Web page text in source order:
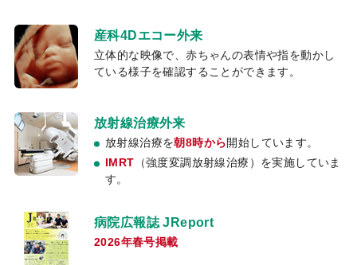
産科4Dエコー外来
立体的な映像で、赤ちゃんの表情や指を動かし
ている様子を確認することができます。
放射線治療外来
放射線治療を朝8時から開始しています。
IMRT （強度変調放射線治療）を実施していま
す。
病院広報誌 JReport
2026年春号掲載